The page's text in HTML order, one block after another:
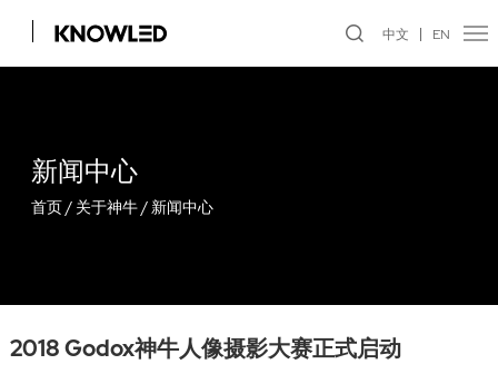
中文 EN
新闻中心
首页/ 关于神牛/ 新闻中心
2018 Godox神牛人像摄影大赛正式启动